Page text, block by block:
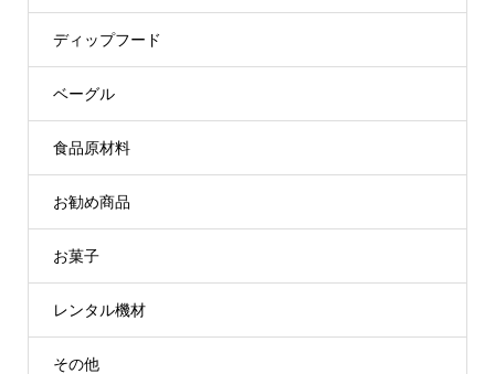
ディップフード
ベーグル
食品原材料
お勧め商品
お菓子
レンタル機材
その他